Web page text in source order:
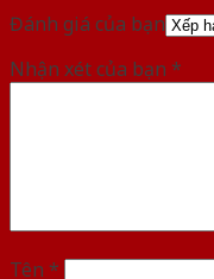
Đánh giá của bạn
Nhận xét của bạn *
Tên *